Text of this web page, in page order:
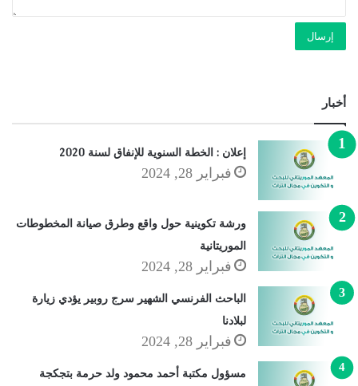
إرسال
أخبار
إعلان : الخطة السنوية للإنفاق لسنة 2020
فبراير 28, 2024
ورشة تكوينية حول واقع وطرق صيانة المخطوطات
الموريتانية
فبراير 28, 2024
الباحث الفرنسي الشهير سرج روبير يؤدي زيارة
لبلادنا
فبراير 28, 2024
مسؤول مكتبة أحمد محمود ولد حرمة بتجكجة